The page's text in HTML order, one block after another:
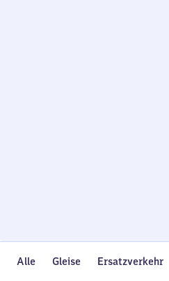
Alle Gleise Ersatzverkehr